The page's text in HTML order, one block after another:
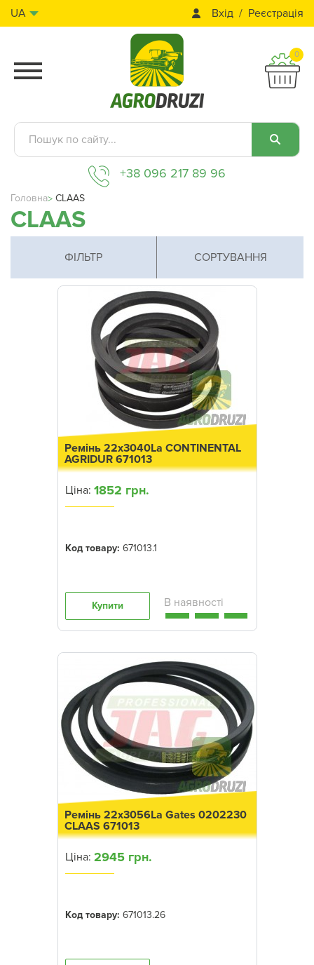
Вхід Реєстрація
UA
0
+38 096 217 89 96
Головна CLAAS
CLAAS
ФІЛЬТР СОРТУВАННЯ
Ремінь 22x3040La CONTINENTAL
AGRIDUR 671013
Ціна: 1852 грн.
Код товару: 671013.1
Купити
Ремінь 22x3056La Gates 0202230
CLAAS 671013
Ціна: 2945 грн.
Код товару: 671013.26